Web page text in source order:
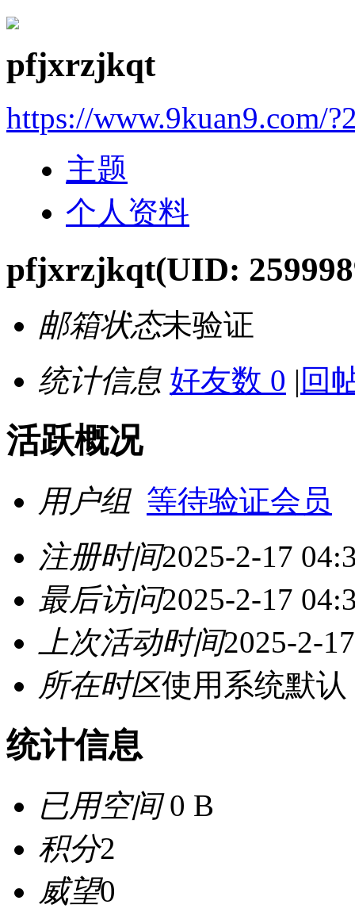
pfjxrzjkqt
https://www.9kuan9.com/
主题
个人资料
pfjxrzjkqt(UID:
邮箱状态未验证
统计信息 好友数 0 | 回
活跃概况
用户组 等待验证会员
注册时间2025-2-17
最后访问2025-2-17
上次活动时间2025-2-
所在时区使用系统默认
统计信息
已用空间0 B
积分2
威望0